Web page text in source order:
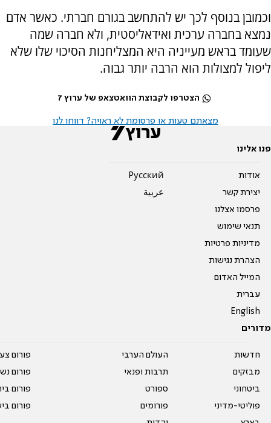
וכמובן בנוסף לכך יש להתחשב בגורם חברתי. כאשר אדם
נמצא בחברה ערכית ואידאליסטית, ולא חברה שמה
שעומד בראש מעייניה היא המצליחנות הסיכוי שלו שלא
ליפול למצולות הוא הרבה יותר גבוה.
הצטרפו לקבוצת הוואטצאפ של ערוץ 7
מצאתם טעות או פרסומת לא ראויה? דווחו לנו
פנו אלינו
אודות
יצירת קשר
פרסמו אצלנו
תנאי שימוש
מדיניות פרטיות
הצהרת נגישות
המייל האדום
עברית
English
Pусский
عربية
מדורים
חדשות
מבזקים
ביטחוני
פוליטי-מדיני
העולם הערבי
תרבות ופנאי
ספורט
פורומים
פורום
פורום
פורום
פורום